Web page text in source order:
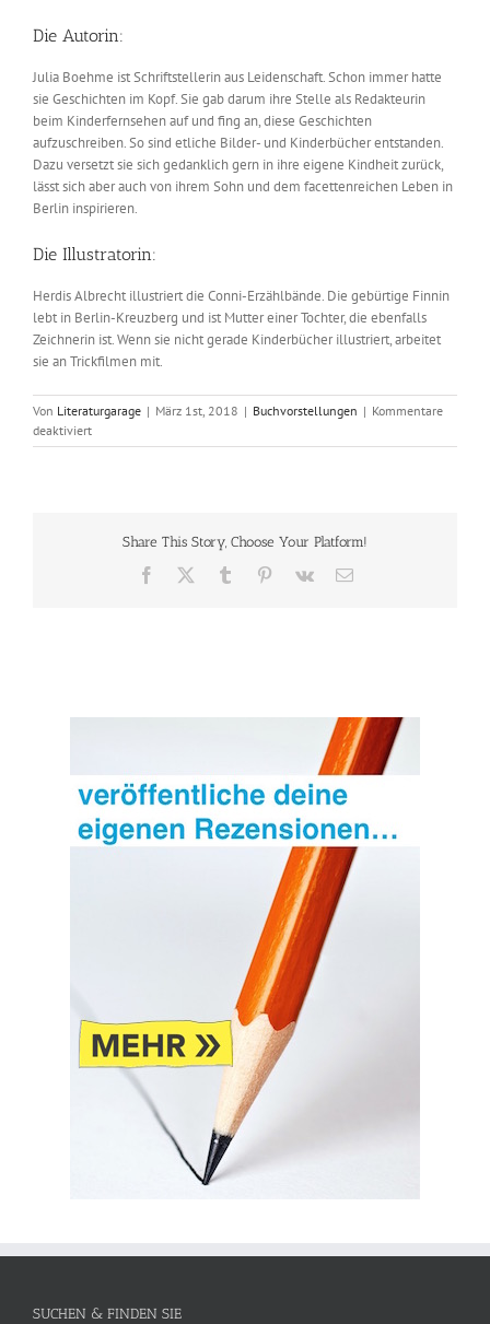
Die Autorin:
Julia Boehme ist Schriftstellerin aus Leidenschaft. Schon immer hatte
sie Geschichten im Kopf. Sie gab darum ihre Stelle als Redakteurin
beim Kinderfernsehen auf und fing an, diese Geschichten
aufzuschreiben. So sind etliche Bilder- und Kinderbücher entstanden.
Dazu versetzt sie sich gedanklich gern in ihre eigene Kindheit zurück,
lässt sich aber auch von ihrem Sohn und dem facettenreichen Leben in
Berlin inspirieren.
Die Illustratorin:
Herdis Albrecht illustriert die Conni-Erzählbände. Die gebürtige Finnin
lebt in Berlin-Kreuzberg und ist Mutter einer Tochter, die ebenfalls
Zeichnerin ist. Wenn sie nicht gerade Kinderbücher illustriert, arbeitet
sie an Trickfilmen mit.
Von Literaturgarage | März 1st, 2018 | Buchvorstellungen | Kommentare
deaktiviertfür
Julia
Bergabenteuer
Share This Story, Choose Your Platform!
Facebook Tumblr Pinterest
Vk
E-
SUCHEN & FINDEN SIE